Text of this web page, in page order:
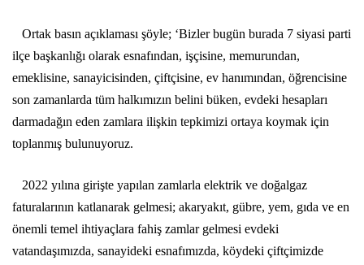
Ortak basın açıklaması şöyle; ‘Bizler bugün burada 7 siyasi parti
ilçe başkanlığı olarak esnafından, işçisine, memurundan,
emeklisine, sanayicisinden, çiftçisine, ev hanımından, öğrencisine
son zamanlarda tüm halkımızın belini büken, evdeki hesapları
darmadağın eden zamlara ilişkin tepkimizi ortaya koymak için
toplanmış bulunuyoruz.
2022 yılına girişte yapılan zamlarla elektrik ve doğalgaz
faturalarının katlanarak gelmesi; akaryakıt, gübre, yem, gıda ve en
önemli temel ihtiyaçlara fahiş zamlar gelmesi evdeki
vatandaşımızda, sanayideki esnafımızda, köydeki çiftçimizde